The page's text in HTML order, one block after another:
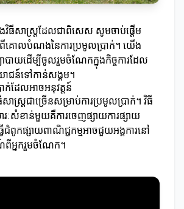
ធីសាស្ត្រដែលជាពិសេស សូមចាប់ផ្ដើម
ោលបំណងនៃការប្រមូលប្រាក់។ យើង
ោបាយដើម្បីចូលរួមចំណែកក្នុងកិច្ចការដែល
ោជន៍ទៅកាន់សង្គម។
ក់ដែលអាចអនុវត្តន៍
ធីសាស្ត្រជាច្រើនសម្រាប់ការប្រមូលប្រាក់។ វិធី
រៈសំខាន់មួយគឺការចេញផ្សាយការផ្សាយ
ើជំពូកផ្សាយពាណិជ្ជកម្មអាចជួយអង្គការនៅ
ណ៍ពីអ្នករួមចំណែក។